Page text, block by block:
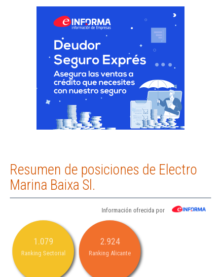
Resumen de posiciones de Electro
Marina Baixa Sl.
Información ofrecida por
1.079
Ranking Sectorial
2.924
Ranking Alicante